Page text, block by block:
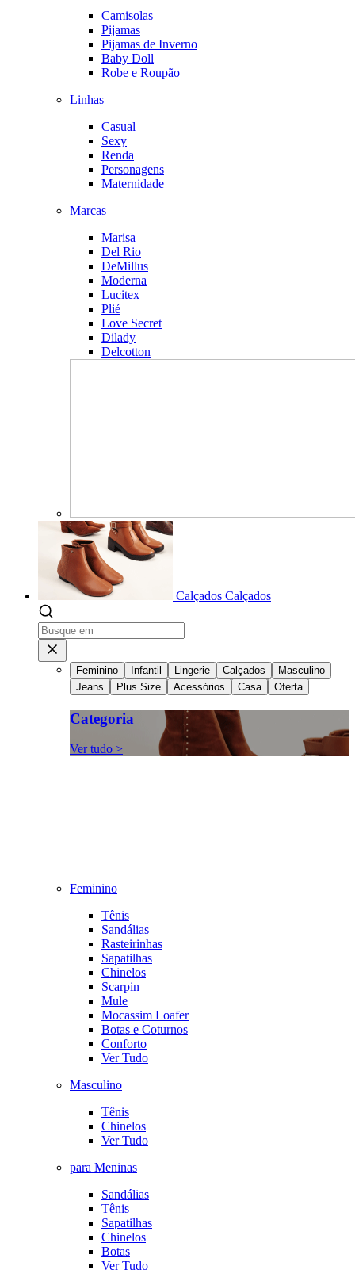
Camisolas
Pijamas
Pijamas de Inverno
Baby Doll
Robe e Roupão
Linhas
Casual
Sexy
Renda
Personagens
Maternidade
Marcas
Marisa
Del Rio
DeMillus
Moderna
Lucitex
Plié
Love Secret
Dilady
Delcotton
Calçados Calçados
Feminino Infantil Lingerie Calçados
Masculino
Jeans
Plus Size Acessórios Casa Oferta
Categoria
Ver tudo >
Feminino
Tênis
Sandálias
Rasteirinhas
Sapatilhas
Chinelos
Scarpin
Mule
Mocassim Loafer
Botas e Coturnos
Conforto
Ver Tudo
Masculino
Tênis
Chinelos
Ver Tudo
para Meninas
Sandálias
Tênis
Sapatilhas
Chinelos
Botas
Ver Tudo